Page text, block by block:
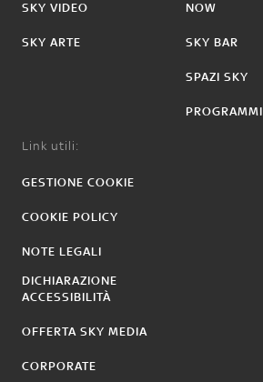
SKY VIDEO
SKY ARTE
NOW
SKY BAR
SPAZI SKY
PROGRAMMI
Link utili:
GESTIONE COOKIE
COOKIE POLICY
NOTE LEGALI
DICHIARAZIONE
ACCESSIBILITÀ
OFFERTA SKY MEDIA
CORPORATE